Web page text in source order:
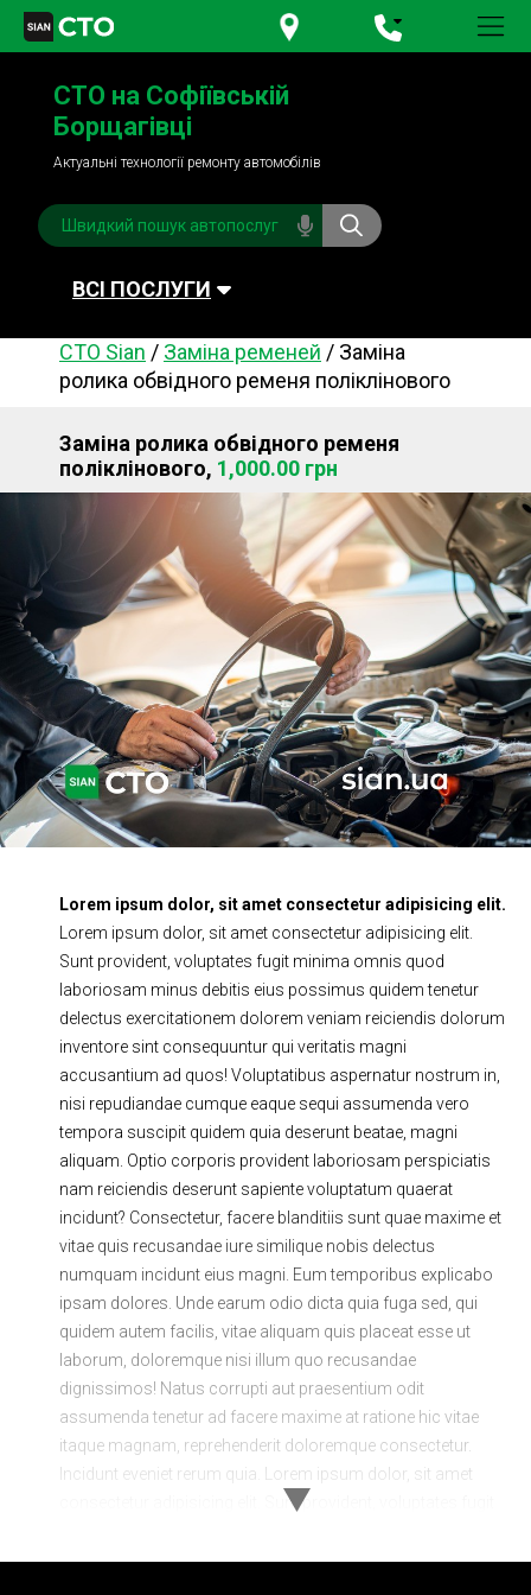
+380 95781-84-84
+380 98791-84-84
СТО на Софіївській
Борщагівці
Актуальні технології ремонту автомобілів
ВСІ ПОСЛУГИ
Автомийка Планове ТО
Акумулятори
Обслуговування
кондиціонера
Система охолодження
Діагностика
Ходова частина Зчеплення
Шиномонтаж
Запчастини Двигун
Гальмівна система Заміна Ременей
СТО Sian / Заміна ременей / Заміна
ролика обвідного ременя поліклінового
Заміна ролика обвідного ременя
поліклінового, 1,000.00 грн
Lorem ipsum dolor, sit amet consectetur adipisicing elit.
Lorem ipsum dolor, sit amet consectetur adipisicing elit.
Sunt provident, voluptates fugit minima omnis quod
laboriosam minus debitis eius possimus quidem tenetur
delectus exercitationem dolorem veniam reiciendis dolorum
inventore sint consequuntur qui veritatis magni
accusantium ad quos! Voluptatibus aspernatur nostrum in,
nisi repudiandae cumque eaque sequi assumenda vero
tempora suscipit quidem quia deserunt beatae, magni
aliquam. Optio corporis provident laboriosam perspiciatis
nam reiciendis deserunt sapiente voluptatum quaerat
incidunt? Consectetur, facere blanditiis sunt quae maxime et
vitae quis recusandae iure similique nobis delectus
numquam incidunt eius magni. Eum temporibus explicabo
ipsam dolores. Unde earum odio dicta quia fuga sed, qui
quidem autem facilis, vitae aliquam quis placeat esse ut
laborum, doloremque nisi illum quo recusandae
dignissimos! Natus corrupti aut praesentium odit
assumenda tenetur ad facere maxime at ratione hic vitae
itaque magnam, reprehenderit doloremque consectetur.
Incidunt eveniet rerum quia. Lorem ipsum dolor, sit amet
consectetur adipisicing elit. Sunt provident, voluptates fugit
possimus quidem tenetur delectus exercitationem dolorem